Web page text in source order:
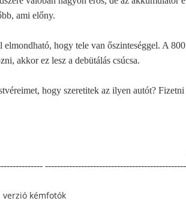
ami előny.
hogy tele van őszinteséggel. A
akkor ez lesz a debütálás csúcsa.
hogy szeretitek az ilyen autót?
verzió kémfotók